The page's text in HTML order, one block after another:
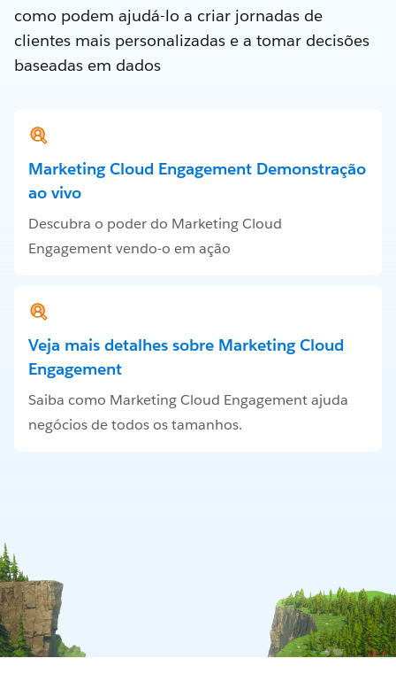
como podem ajudá-lo a criar jornadas de
clientes mais personalizadas e a tomar decisões
baseadas em dados
Marketing Cloud Engagement Demonstração
ao vivo
Descubra o poder do Marketing Cloud
Engagement vendo-o em ação
Veja mais detalhes sobre Marketing Cloud
Engagement
Saiba como Marketing Cloud Engagement ajuda
negócios de todos os tamanhos.